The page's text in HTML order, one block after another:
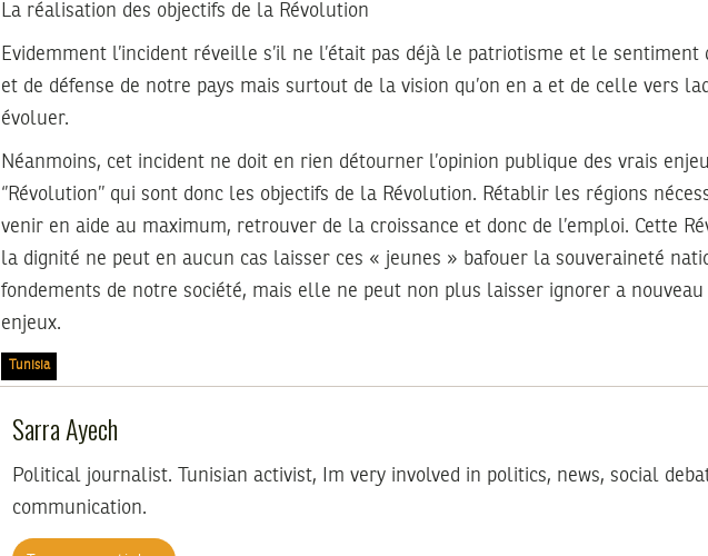
La réalisation des objectifs de la Révolution
Evidemment l’incident réveille s’il ne l’était pas déjà le patriotisme et le sentiment
et de défense de notre pays mais surtout de la vision qu’on en a et de celle vers
évoluer.
Néanmoins, cet incident ne doit en rien détourner l’opinion publique des vrais
‘’Révolution’’ qui sont donc les objectifs de la Révolution. Rétablir les régions
venir en aide au maximum, retrouver de la croissance et donc de l’emploi. Cette
la dignité ne peut en aucun cas laisser ces « jeunes » bafouer la souveraineté
fondements de notre société, mais elle ne peut non plus laisser ignorer a
enjeux.
Tunisia
Sarra Ayech
Political journalist. Tunisian activist, Im very involved in politics, news, social
communication.